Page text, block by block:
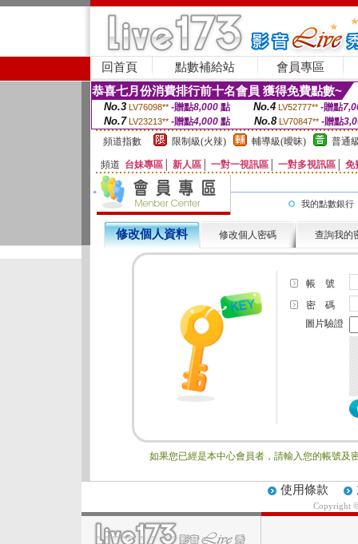
回首頁 點數補給站 會員專區
恭喜七月份消費排行前十名會員 獲得免費點數~
No.3 LV76098** -贈點8,000點 No.4 LV52777** -贈點
No.7 LV23213** -贈點4,000 點 No.8 LV70847** -贈點
頻道指數
限制級(火辣) 輔導級(曖昧) 普通
頻道 台妹專區 新人區 一對一視訊區 一對多視訊區 免
我的點數銀行
修改個人資料 修改個人密碼 查詢我的
帳 號
密 碼
圖片驗證
如果您已經是本中心會員者，請輸入您的帳號及
使用條款
Copyright